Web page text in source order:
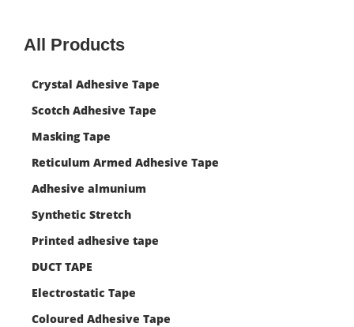
All Products
Crystal Adhesive Tape
Scotch Adhesive Tape
Masking Tape
Reticulum Armed Adhesive Tape
Adhesive almunium
Synthetic Stretch
Printed adhesive tape
DUCT TAPE
Electrostatic Tape
Coloured Adhesive Tape